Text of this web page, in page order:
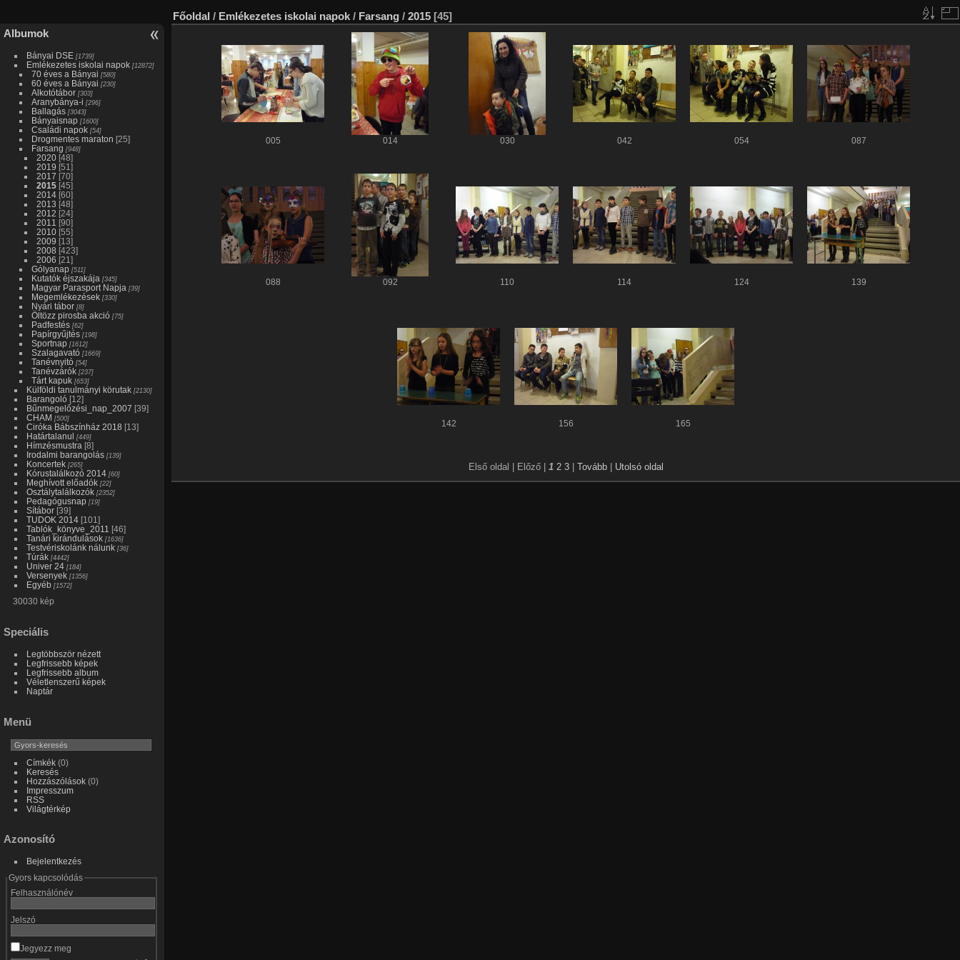
Albumok
Bányai DSE [1739]
Emlékezetes iskolai napok [12872]
70 éves a Bányai [580]
60 éves a Bányai [230]
Alkotótábor [303]
Aranybánya-i [296]
Ballagás [3043]
Bányaisnap [1600]
Családi napok [54]
Drogmentes maraton [25]
Farsang [948]
2020 [48]
2019 [51]
2017 [70]
2015 [45]
2014 [60]
2013 [48]
2012 [24]
2011 [90]
2010 [55]
2009 [13]
2008 [423]
2006 [21]
Gólyanap [511]
Kutatók éjszakája [345]
Magyar Parasport Napja [39]
Megemlékezések [330]
Nyári tábor [8]
Öltözz pirosba akció [75]
Padfestés [62]
Papírgyűjtés [198]
Sportnap [1612]
Szalagavató [1669]
Tanévnyitó [54]
Tanévzárók [237]
Tárt kapuk [653]
Külföldi tanulmányi körutak [2130]
Barangoló [12]
Bűnmegelőzési_nap_2007 [39]
CHAM [500]
Ciróka Bábszínház 2018 [13]
Határtalanul [449]
Hímzésmustra [8]
Irodalmi barangolás [139]
Koncertek [265]
Kórustalálkozó 2014 [60]
Meghívott előadók [22]
Osztálytalálkozók [2352]
Pedagógusnap [19]
Sítábor [39]
TUDOK 2014 [101]
Tablók_könyve_2011 [46]
Tanári kirándulások [1636]
Testvériskolánk nálunk [36]
Túrák [4442]
Univer 24 [184]
Versenyek [1356]
Egyéb [1572]
30030 kép
Speciális
Legtöbbször nézett
Legfrissebb képek
Legfrissebb album
Véletlenszerű képek
Naptár
Menü
Címkék(0)
Keresés
Hozzászólások(0)
Impresszum
RSS
Világtérkép
Azonosító
Bejelentkezés
Gyors kapcsolódás
Felhasználónév
Jelszó
Jegyezz meg
Főoldal / Emlékezetes iskolai napok / Farsang / 2015 [45]
005 014 030 042 054 087
088 092 110 114 124 139
142 156 165
Első oldal | Előző | 1 2 3 Tovább Utolsó oldal